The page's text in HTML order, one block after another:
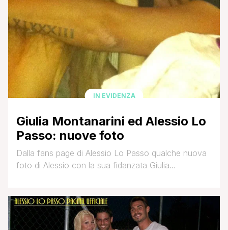
IN EVIDENZA
Giulia Montanarini ed Alessio Lo
Passo: nuove foto
Dalla fans page di Alessio Lo Passo qualche nuova
foto di Alessio con la sua fidanzata Giulia